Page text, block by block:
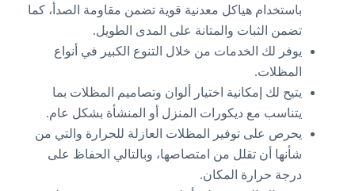
باستخدام هياكل معدنية قوية تضمن مقاومة الصدأ، كما
تضمن الثبات والمتانة على المدى الطويل.
يوفر لك الخدمات من خلال التنوع الكبير في أنواع
المظلات.
يتيح لك إمكانية اختيار ألوان وتصاميم المظلات بما
يتناسب مع ديكورات المنزل أو المنشأة بشكل عام.
يحرص على توفير المظلات العازلة للحرارة والتي من
شأنها أن تقلل من امتصاصها، وبالتالي الحفاظ على
درجة حرارة المكان.